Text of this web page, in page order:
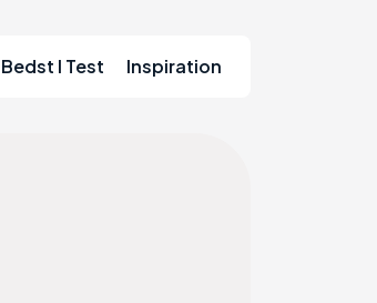
Bedst I Test Inspiration